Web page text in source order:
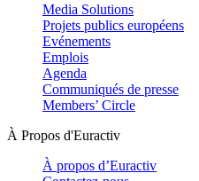
Media Solutions
Projets publics européens
Evénements
Emplois
Agenda
Communiqués de presse
Members’ Circle
À Propos d'Euractiv
À propos d’Euractiv